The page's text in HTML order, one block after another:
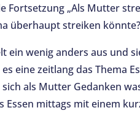
Fortsetzung „Als Mutter
überhaupt streiken
ein wenig anders aus und
eine zeitlang das Thema
als Mutter Gedanken
mittags mit einem